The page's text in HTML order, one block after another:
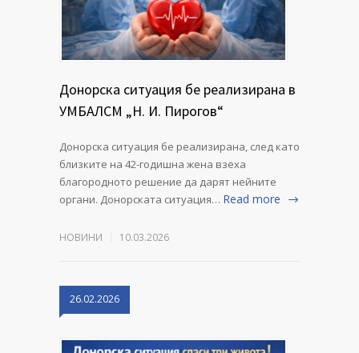
Донорска ситуация бе реализирана в
УМБАЛСМ „Н. И. Пирогов“
Донорска ситуация бе реализирана, след като
близките на 42-годишна жена взеха
благородното решение да дарят нейните
органи. Донорската ситуация… Read more
НОВИНИ 10.03.2026
26.02.2026